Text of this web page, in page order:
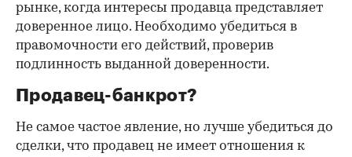
рынке, когда интересы продавца представляет
доверенное лицо. Необходимо убедиться в
правомочности его действий, проверив
подлинность выданной доверенности.
Продавец-банкрот?
Не самое частое явление, но лучше убедиться до
сделки, что продавец не имеет отношения к